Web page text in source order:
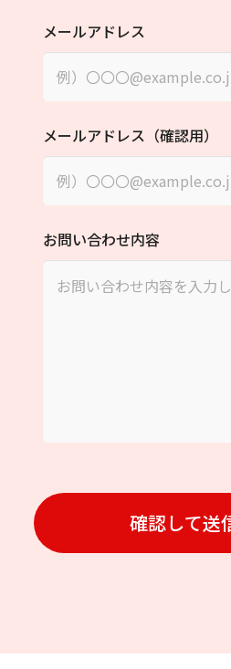
メールアドレス
メールアドレス（確認用）
お問い合わせ内容